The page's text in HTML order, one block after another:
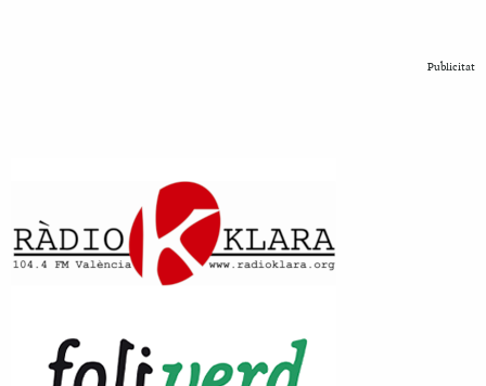
Publicitat